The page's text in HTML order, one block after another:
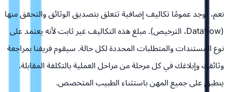
نعم، توجد عمومًا تكاليف إضافية تتعلق بتصديق الوثائق والتحقق منها
(Dataflow، الترخيص). مبلغ هذه التكاليف غير ثابت لأنه يعتمد على
نوع المستندات والمتطلبات المحددة لكل حالة. سيقوم فريقنا بمراجعة
وثائقك وإبلاغك في كل مرحلة من مراحل العملية بالتكلفة المقابلة.
ينطبق على جميع المهن باستثناء الطبيب المتخصص.